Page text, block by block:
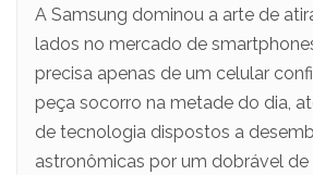
A Samsung dominou a arte de
lados no mercado de
precisa apenas de um celular
peça socorro na metade do dia,
de tecnologia dispostos a
astronômicas por um dobrável